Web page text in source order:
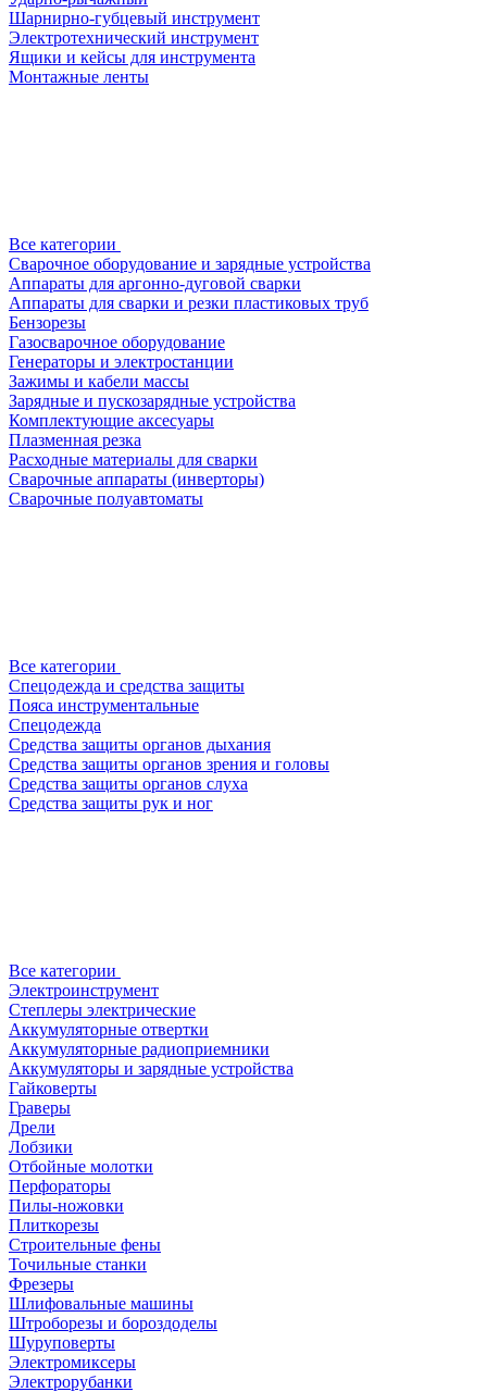
Шарнирно-губцевый инструмент
Электротехнический инструмент
Ящики и кейсы для инструмента
Монтажные ленты
Все категории
Сварочное оборудование и зарядные устройства
Аппараты для аргонно-дуговой сварки
Аппараты для сварки и резки пластиковых труб
Бензорезы
Газосварочное оборудование
Генераторы и электростанции
Зажимы и кабели массы
Зарядные и пускозарядные устройства
Комплектующие аксесуары
Плазменная резка
Расходные материалы для сварки
Сварочные аппараты (инверторы)
Сварочные полуавтоматы
Все категории
Спецодежда и средства защиты
Пояса инструментальные
Спецодежда
Средства защиты органов дыхания
Средства защиты органов зрения и головы
Средства защиты органов слуха
Средства защиты рук и ног
Все категории
Электроинструмент
Степлеры электрические
Аккумуляторные отвертки
Аккумуляторные радиоприемники
Аккумуляторы и зарядные устройства
Гайковерты
Граверы
Дрели
Лобзики
Отбойные молотки
Перфораторы
Пилы-ножовки
Плиткорезы
Строительные фены
Точильные станки
Фрезеры
Шлифовальные машины
Штроборезы и бороздоделы
Шуруповерты
Электромиксеры
Электрорубанки